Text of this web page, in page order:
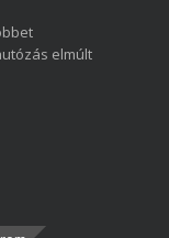
elmúlt